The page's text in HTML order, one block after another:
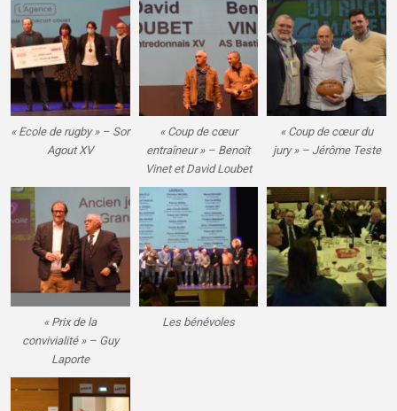
« Ecole de rugby » – Sor
Agout XV
« Coup de cœur
entraîneur » – Benoît
Vinet et David Loubet
« Coup de cœur du
jury » – Jérôme Teste
« Prix de la
convivialité » – Guy
Laporte
Les bénévoles